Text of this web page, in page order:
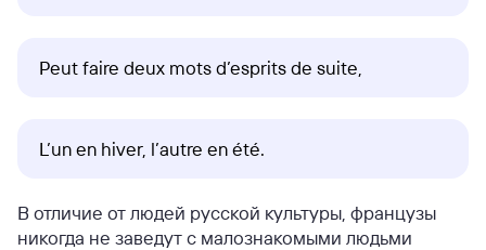
Peut faire deux mots d’esprits de suite,
L’un en hiver, l’autre en été.
В отличие от людей русской культуры, французы
никогда не заведут с малознакомыми людьми